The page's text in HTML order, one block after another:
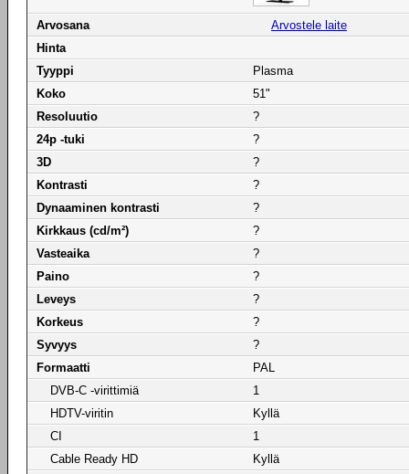
Arvosana
Arvostele laite
Hinta
Tyyppi
Plasma
Koko
51"
Resoluutio
?
24p -tuki
?
3D
?
Kontrasti
?
Dynaaminen kontrasti
?
Kirkkaus (cd/m²)
?
Vasteaika
?
Paino
?
Leveys
?
Korkeus
?
Syvyys
?
Formaatti
PAL
DVB-C -virittimiä
1
HDTV-viritin
Kyllä
CI
1
Cable Ready HD
Kyllä